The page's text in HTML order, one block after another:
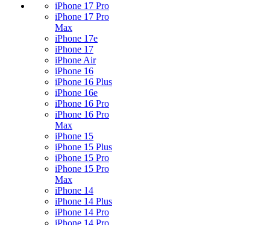
iPhone 17 Pro
iPhone 17 Pro
Max
iPhone 17e
iPhone 17
iPhone Air
iPhone 16
iPhone 16 Plus
iPhone 16e
iPhone 16 Pro
iPhone 16 Pro
Max
iPhone 15
iPhone 15 Plus
iPhone 15 Pro
iPhone 15 Pro
Max
iPhone 14
iPhone 14 Plus
iPhone 14 Pro
iPhone 14 Pro